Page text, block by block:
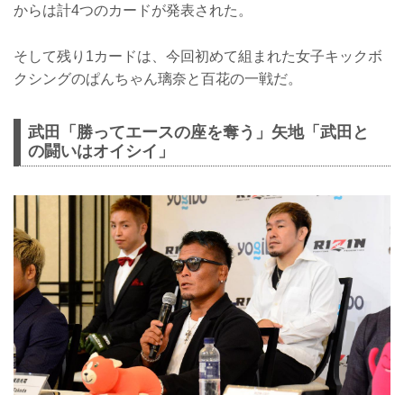
からは計4つのカードが発表された。
そして残り1カードは、今回初めて組まれた女子キックボ
クシングのぱんちゃん璃奈と百花の一戦だ。
武田「勝ってエースの座を奪う」矢地「武田と
の闘いはオイシイ」